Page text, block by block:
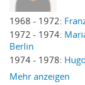
1968 - 1972:
1972 - 1974:
Berlin
1974 - 1978:
Mehr anzeigen